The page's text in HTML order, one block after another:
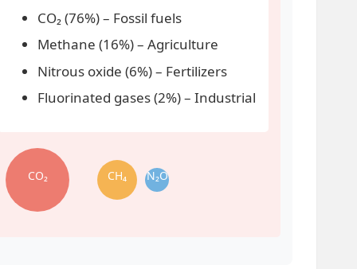
CO₂ (76%) – Fossil fuels
Methane (16%) – Agriculture
Nitrous oxide (6%) – Fertilizers
Fluorinated gases (2%) – Industrial
CO₂ CH₄ N₂O